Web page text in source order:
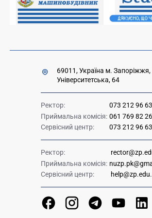
Урядова "гаряча лінія" 1545
69011, Україна м. Запоріжжя,
Університетська, 64
Ректор:
073 212 96 63
Приймальна комісія: 061 769 82 26
Сервісний центр:
073 212 96 63
Ректор:
Приймальна комісія:
Сервісний центр: